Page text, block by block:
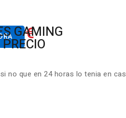
GAMING
no que en 24 horas lo tenia en